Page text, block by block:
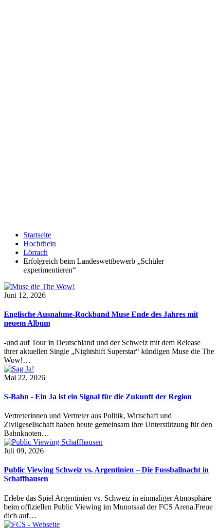
Startseite
Hochrhein
Lörrach
Erfolgreich beim Landeswettbewerb „Schüler
experimentieren“
Juni 12, 2026
Englische Ausnahme-Rockband Muse Ende des Jahres mit
neuem Album
-und auf Tour in Deutschland und der Schweiz mit dem Release
ihrer aktuellen Single „Nightshift Superstar“ kündigen Muse die The
Wow!…
Mai 22, 2026
S-Bahn - Ein Ja ist ein Signal für die Zukunft der Region
Vertreterinnen und Vertreter aus Politik, Wirtschaft und
Zivilgesellschaft haben heute gemeinsam ihre Unterstützung für den
Bahnknoten…
Juli 09, 2026
Public Viewing Schweiz vs. Argentinien – Die Fussballnacht in
Schaffhausen
Erlebe das Spiel Argentinien vs. Schweiz in einmaliger Atmosphäre
beim offiziellen Public Viewing im Munotsaal der FCS Arena.Freue
dich auf…